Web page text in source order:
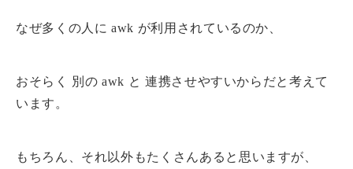
なぜ多くの人に awk が利用されているのか、
おそらく 別の awk と 連携させやすいからだと考えて
います。
もちろん、それ以外もたくさんあると思いますが、